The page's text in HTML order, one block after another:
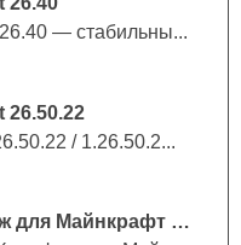
— стабильны...
26.50.22
/ 1.26.50.2...
Мод на Камуфляж для Майнкрафт ПЕ